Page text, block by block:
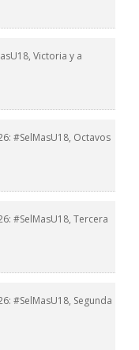
Victoria y a
#SelMasU18, Octavos
#SelMasU18, Tercera
#SelMasU18, Segunda